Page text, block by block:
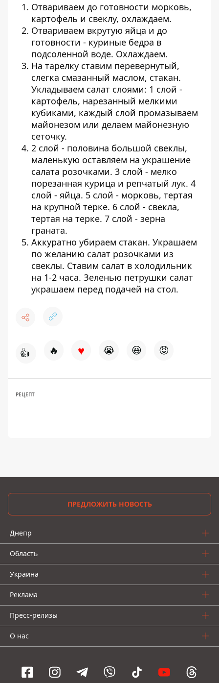
Отвариваем до готовности морковь,
картофель и свеклу, охлаждаем.
Отвариваем вкрутую яйца и до
готовности - куриные бедра в
подсоленной воде. Охлаждаем.
На тарелку ставим перевернутый,
слегка смазанный маслом, стакан.
Укладываем салат слоями: 1 слой -
картофель, нарезанный мелкими
кубиками, каждый слой промазываем
майонезом или делаем майонезную
сеточку.
2 слой - половина большой свеклы,
маленькую оставляем на украшение
салата розочками. 3 слой - мелко
порезанная курица и репчатый лук. 4
слой - яйца. 5 слой - морковь, тертая
на крупной терке. 6 слой - свекла,
тертая на терке. 7 слой - зерна
граната.
Аккуратно убираем стакан. Украшаем
по желанию салат розочками из
свеклы. Ставим салат в холодильник
на 1-2 часа. Зеленью петрушки салат
украшаем перед подачей на стол.
👍 🔥 ♥ 😭 😆 😡
РЕЦЕПТ
ПРЕДЛОЖИТЬ НОВОСТЬ
Днепр
Область
Украина
Реклама
Пресс-релизы
О нас